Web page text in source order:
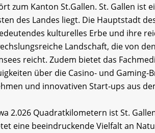
zum Kanton St.Gallen. St. Gallen ist
des Landes liegt. Die Hauptstadt
kulturelles Erbe und ihre
Landschaft, die von
reicht. Zudem bietet das
über die Casino- und Gaming-
und innovativen Start-ups aus
2.026 Quadratkilometern ist St.
eine beeindruckende Vielfalt an